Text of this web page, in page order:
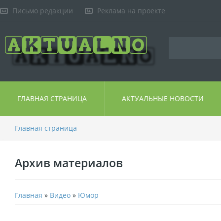
Письмо редакции Реклама на проекте
ГЛАВНАЯ СТРАНИЦА АКТУАЛЬНЫЕ НОВОСТИ
Главная страница
Архив материалов
Главная » Видео » Юмор